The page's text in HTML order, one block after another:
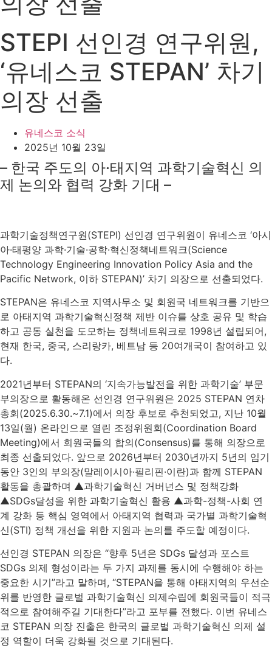
STEPI 선인경 연구위원,
‘유네스코 STEPAN’ 차기
의장 선출
유네스코 소식
2025년 10월 23일
– 한국 주도의 아·태지역 과학기술혁신 의
제 논의와 협력 강화 기대 –
과학기술정책연구원(STEPI) 선인경 연구위원이 유네스코 ‘아시
아·태평양 과학·기술·공학·혁신정책네트워크(Science
Technology Engineering Innovation Policy Asia and the
Pacific Network, 이하 STEPAN)’ 차기 의장으로 선출되었다.
STEPAN은 유네스코 지역사무소 및 회원국 네트워크를 기반으
로 아태지역 과학기술혁신정책 제반 이슈를 상호 공유 및 학습
하고 공동 실천을 도모하는 정책네트워크로 1998년 설립되어,
현재 한국, 중국, 스리랑카, 베트남 등 20여개국이 참여하고 있
다.
2021년부터 STEPAN의 ‘지속가능발전을 위한 과학기술’ 부문
부의장으로 활동해온 선인경 연구위원은 2025 STEPAN 연차
총회(2025.6.30.~7.1)에서 의장 후보로 추천되었고, 지난 10월
13일(월) 온라인으로 열린 조정위원회(Coordination Board
Meeting)에서 회원국들의 합의(Consensus)를 통해 의장으로
최종 선출되었다. 앞으로 2026년부터 2030년까지 5년의 임기
동안 3인의 부의장(말레이시아·필리핀·이란)과 함께 STEPAN
활동을 총괄하며 ▲과학기술혁신 거버넌스 및 정책강화
▲SDGs달성을 위한 과학기술혁신 활용 ▲과학-정책-사회 연
계 강화 등 핵심 영역에서 아태지역 협력과 국가별 과학기술혁
신(STI) 정책 개선을 위한 지원과 논의를 주도할 예정이다.
선인경 STEPAN 의장은 “향후 5년은 SDGs 달성과 포스트
SDGs 의제 형성이라는 두 가지 과제를 동시에 수행해야 하는
중요한 시기”라고 말하며, “STEPAN을 통해 아태지역의 우선순
위를 반영한 글로벌 과학기술혁신 의제수립에 회원국들이 적극
적으로 참여해주길 기대한다”라고 포부를 전했다. 이번 유네스
코 STEPAN 의장 진출은 한국의 글로벌 과학기술혁신 의제 설
정 역할이 더욱 강화될 것으로 기대된다.